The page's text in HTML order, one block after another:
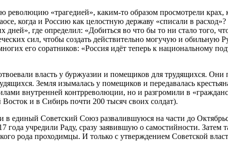
революцию «трагедией», каким-то образом просмотрели
когда и Россию как целостную державу «списали в
дней», где определил: «Добиться во что бы то ни стало
сил, чтобы создать действительно могучую и
его соратников: «Россия идёт теперь к национальному
власть у буржуазии и помещиков для трудящихся. Они
Земля изымалась у помещиков и передавалась
внутренней контрреволюции, но и разгромили в
и в Сибирь почти 200 тысяч своих солдат).
в единый Советский Союз развалившуюся на части до
года учредили Раду, сразу заявившую о самостийности.
рода проходимцы. И только с утверждением Советской